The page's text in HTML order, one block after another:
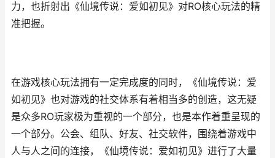
力，也折射出《仙境传说：爱如初见》对RO核心玩法的精
准把握。
在游戏核心玩法拥有一定完成度的同时，《仙境传说：爱
如初见》也对游戏的社交体系有着相当多的创造，这无疑
是众多RO玩家极为重视的一个部分，也是本作着重呈现的
一个部分。公会、组队、好友、社交软件，围绕着游戏中
人与人之间的连接，《仙境传说：爱如初见》进行了大量